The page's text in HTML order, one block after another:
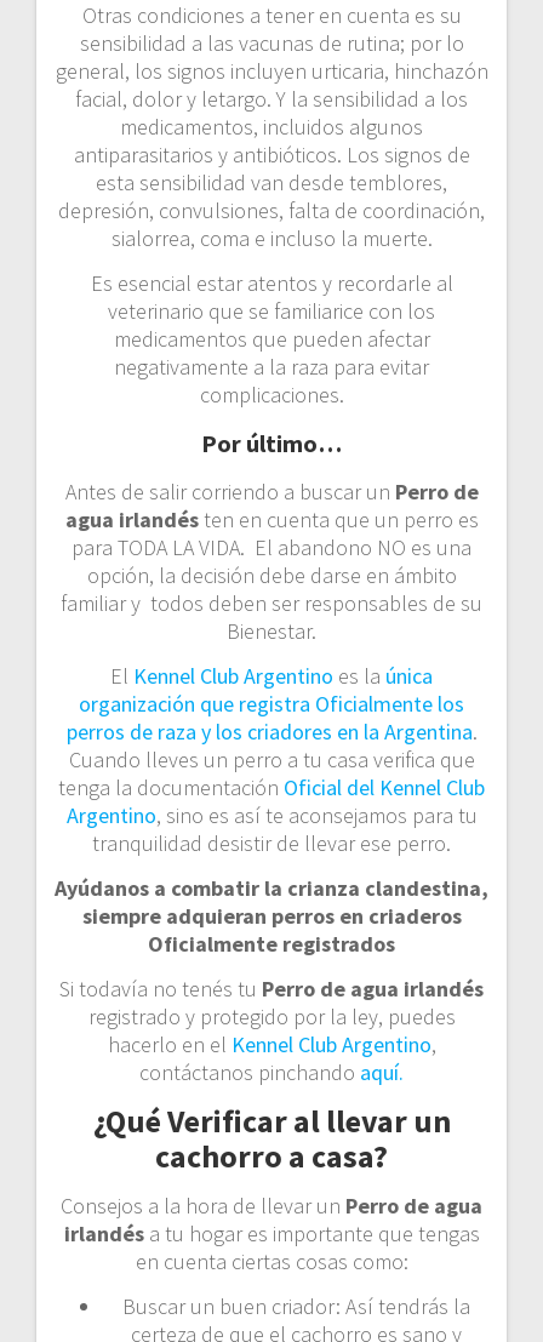
Otras condiciones a tener en cuenta es su
sensibilidad a las vacunas de rutina; por lo
general, los signos incluyen urticaria, hinchazón
facial, dolor y letargo. Y la sensibilidad a los
medicamentos, incluidos algunos
antiparasitarios y antibióticos. Los signos de
esta sensibilidad van desde temblores,
depresión, convulsiones, falta de coordinación,
sialorrea, coma e incluso la muerte.
Es esencial estar atentos y recordarle al
veterinario que se familiarice con los
medicamentos que pueden afectar
negativamente a la raza para evitar
complicaciones.
Por último…
Antes de salir corriendo a buscar un Perro de
agua irlandésten en cuenta que un perro es
para TODA LA VIDA. El abandono NO es una
opción, la decisión debe darse en ámbito
familiar y todos deben ser responsables de su
Bienestar.
El Kennel Club Argentino es la única
organización que registra Oficialmente los
perros de raza y los criadores en la Argentina.
Cuando lleves un perro a tu casa verifica que
tenga la documentación Oficial del Kennel Club
Argentino, sino es así te aconsejamos para tu
tranquilidad desistir de llevar ese perro.
Ayúdanos a combatir la crianza clandestina,
siempre adquieran perros en criaderos
Oficialmente registrados
Si todavía no tenés tu Perro de agua irlandés
registrado y protegido por la ley, puedes
hacerlo en el Kennel Club Argentino,
contáctanos pinchando aquí.
¿Qué Verificar al llevar un
cachorro a casa?
Consejos a la hora de llevar un Perro de agua
irlandés a tu hogar es importante que tengas
en cuenta ciertas cosas como:
Buscar un buen criador: Así tendrás la
certeza de que el cachorro es sano y